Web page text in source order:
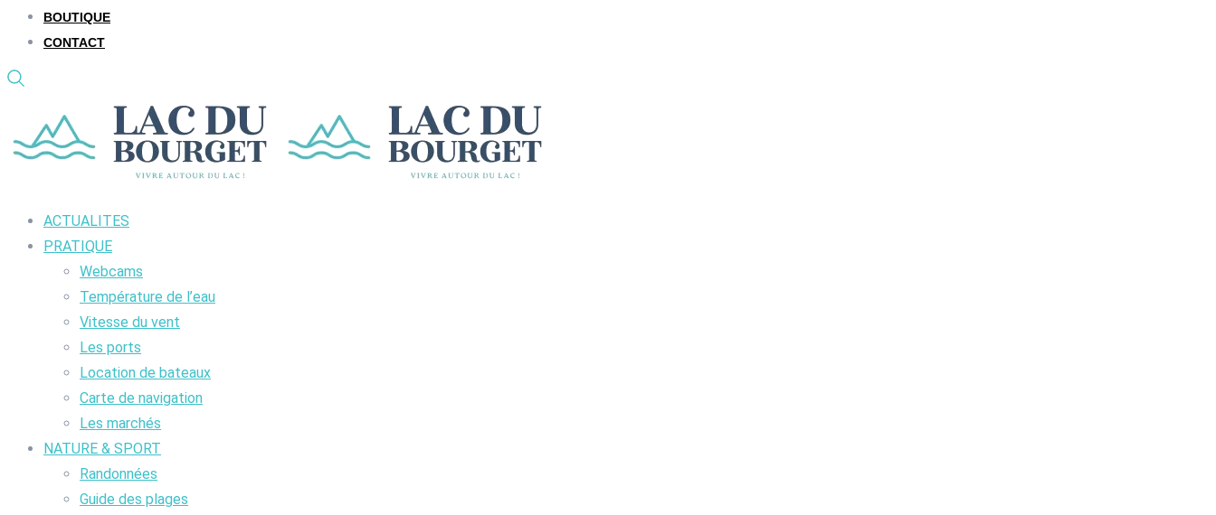
BOUTIQUE
CONTACT
ACTUALITES
PRATIQUE
Webcams
Température de l’eau
Vitesse du vent
Les ports
Location de bateaux
Carte de navigation
Les marchés
NATURE & SPORT
Randonnées
Guide des plages